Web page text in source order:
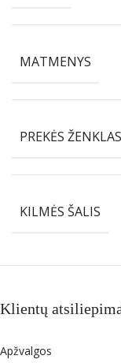
MATMENYS
PREKĖS ŽENKLAS
KILMĖS ŠALIS
Klientų
Apžvalgos